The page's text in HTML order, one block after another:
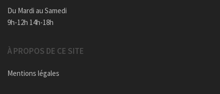
Du Mardi au Samedi
9h-12h 14h-18h
À PROPOS DE CE SITE
Mentions légales